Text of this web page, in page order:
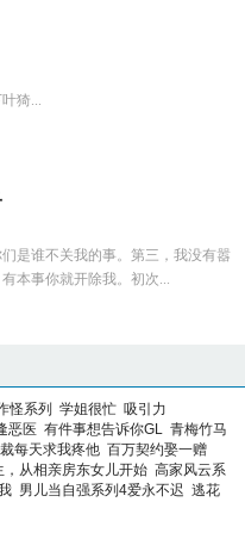
猗...
是谁不关我的事。第三，我没有嚣
本事你就开除我。初次...
怪系列 学姐很忙 吸引力
恶医 有件事想告诉你GL 青梅竹马
每天求我疼他 百万契约娶一赠
，从相亲房东女儿开始 高家风云系
男儿当自强系列4爱永不迟 逃花